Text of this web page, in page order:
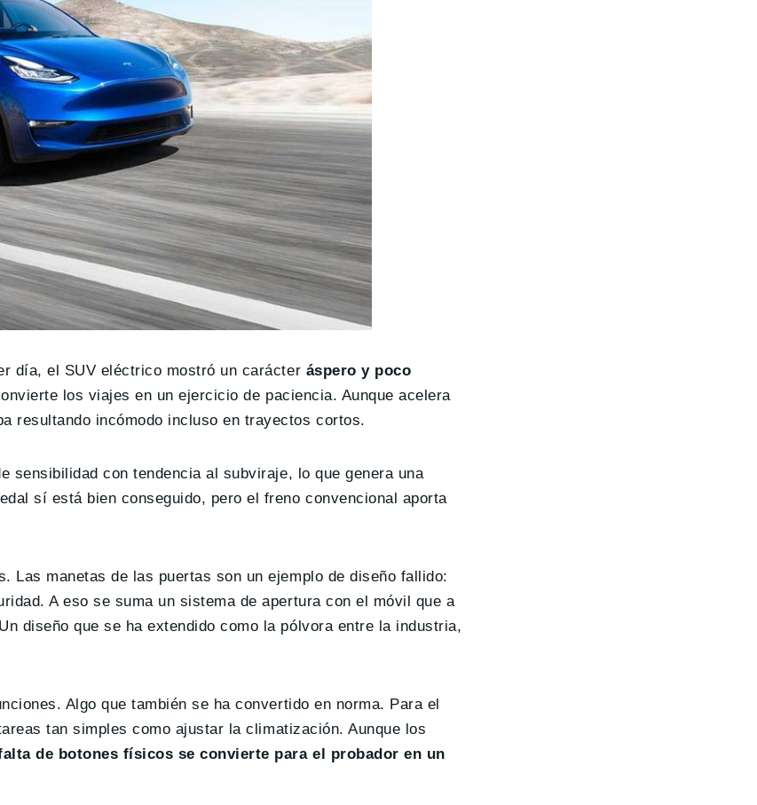
día, el SUV eléctrico mostró un carácter áspero y poco
los viajes en un ejercicio de paciencia. Aunque acelera
resultando incómodo incluso en trayectos cortos.
con tendencia al subviraje, lo que genera una
sí está bien conseguido, pero el freno convencional aporta
Las manetas de las puertas son un ejemplo de diseño fallido:
A eso se suma un sistema de apertura con el móvil que a
diseño que se ha extendido como la pólvora entre la industria,
Algo que también se ha convertido en norma. Para el
tan simples como ajustar la climatización. Aunque los
de botones físicos se convierte para el probador en un